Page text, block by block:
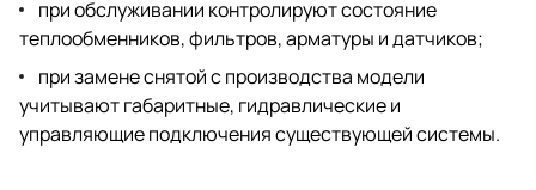
при обслуживании контролируют состояние
теплообменников, фильтров, арматуры и датчиков;
при замене снятой с производства модели
учитывают габаритные, гидравлические и
управляющие подключения существующей системы.